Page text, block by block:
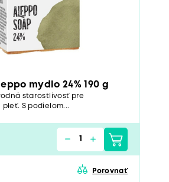
mydlo 24% 190 g
starostlivosť pre
S podielom...
Porovnať